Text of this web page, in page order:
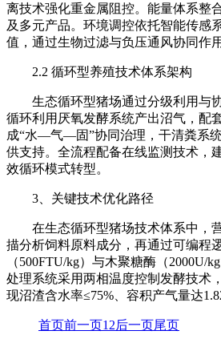
离技术强化重金属阻控。能量体系整
及多元产品。环境调控依托智能传感
值，通过生物过滤与负压通风协同作
2.2 循环型养殖技术体系架构
生态循环型猪场通过分级利用与
循环利用厌氧发酵系统产出沼气，配
成“水—气—固”协同治理，干清粪系
供支持。全流程配备在线监测技术，
效循环模式转型。
3、 关键技术优化路径
在生态循环型猪场技术体系中，
描分析饲料原料成分，再通过可编程
（500FTU/kg）与木聚糖酶（
处理系统采用两相温度控制发酵技术
现沼渣含水率≤75%、容积产气量达
首页前一页1 2后一页尾页